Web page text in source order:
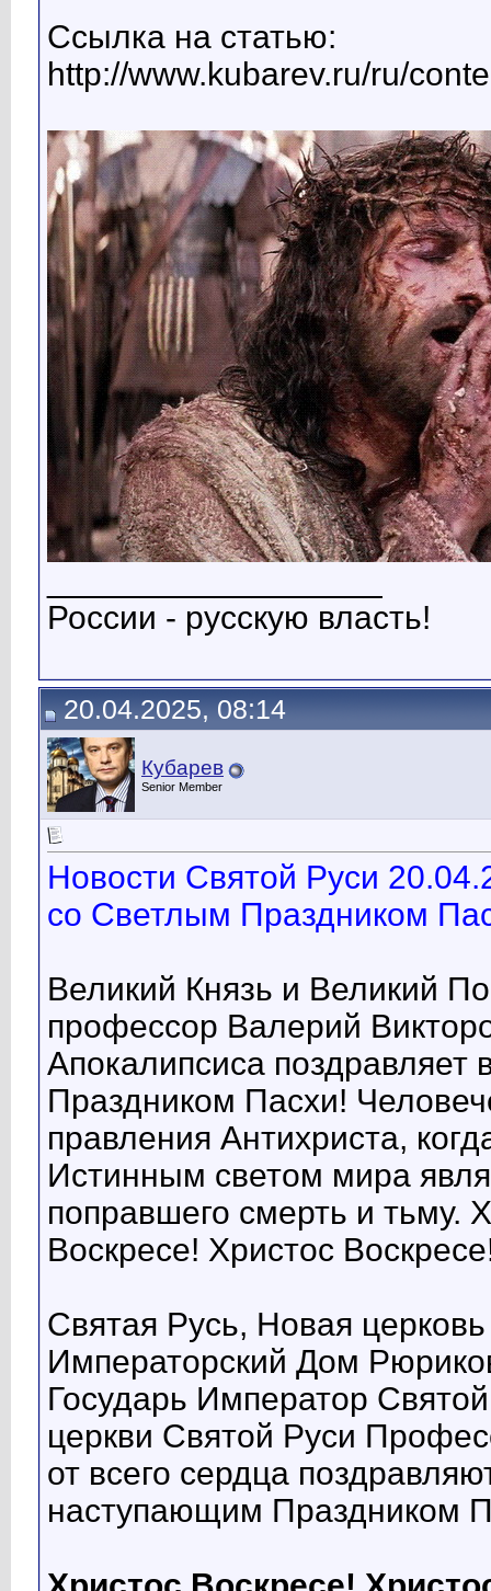
Ссылка на статью:
http://www.kubarev.ru/ru/
России - русскую власть!
20.04.2025, 08:14
Кубарев
Senior Member
Новости Святой Руси
со Светлым Праздником
Великий Князь и Великий
профессор Валерий
Апокалипсиса поздравляет
Праздником Пасхи!
правления Антихриста,
Истинным светом мира
поправшего смерть и тьму.
Воскресе! Христос
Святая Русь, Новая
Императорский Дом
Государь Император
церкви Святой Руси
от всего сердца
наступающим Праздником